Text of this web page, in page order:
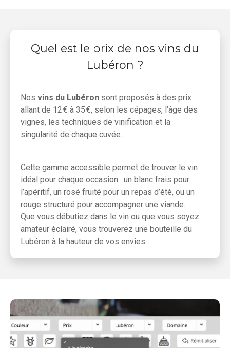
Quel est le prix de nos vins du
Lubéron ?
Nos vins du Lubéron sont proposés à des prix
allant de 12 € à 35 €, selon les cépages, l’âge des
vignes, les techniques de vinification et la
singularité de chaque cuvée.
Cette gamme accessible permet de trouver le vin
idéal pour chaque occasion : un blanc frais pour
l’apéritif, un rosé fruité pour un repas d’été, ou un
rouge structuré pour accompagner une viande.
Que vous débutiez dans le vin ou que vous soyez
amateur éclairé, vous trouverez une bouteille du
Lubéron à la hauteur de vos envies.